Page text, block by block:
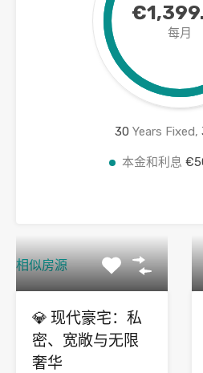
每月
30 Years Fixed,
本金和利息
相似房源
💎 现代豪宅：私
密、宽敞与无限
奢华